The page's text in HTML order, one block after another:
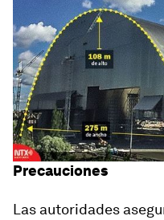
Precauciones
Las autoridades